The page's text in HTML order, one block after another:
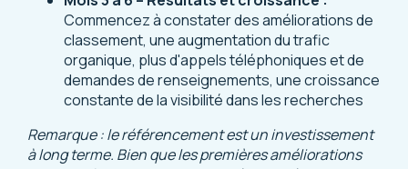
Commencez à constater des améliorations de
classement, une augmentation du trafic
organique, plus d'appels téléphoniques et de
demandes de renseignements, une croissance
constante de la visibilité dans les recherches
Remarque : le référencement est un investissement
à long terme. Bien que les premières améliorations